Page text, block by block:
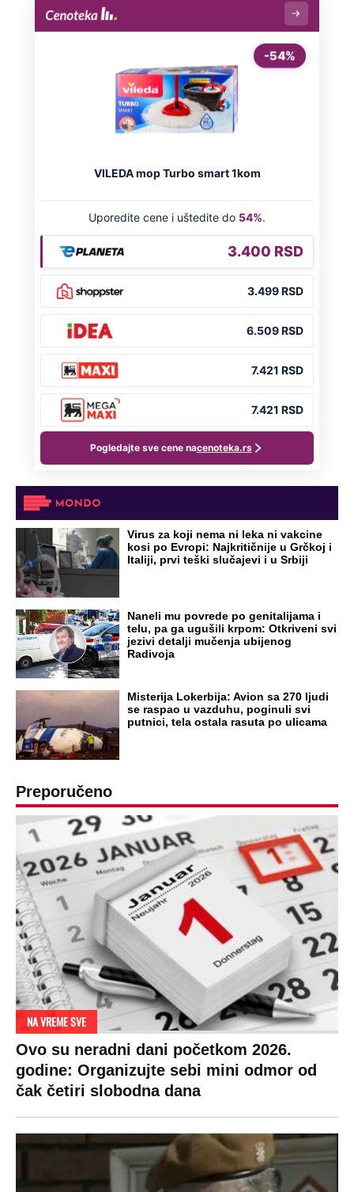
Virus za koji nema ni leka ni vakcine
kosi po Evropi: Najkritičnije u Grčkoj i
Italiji, prvi teški slučajevi i u Srbiji
Naneli mu povrede po genitalijama i
telu, pa ga ugušili krpom: Otkriveni svi
jezivi detalji mučenja ubijenog
Radivoja
Misterija Lokerbija: Avion sa 270 ljudi
se raspao u vazduhu, poginuli svi
putnici, tela ostala rasuta po ulicama
Preporučeno
NA VREME SVE
Ovo su neradni dani početkom 2026.
godine: Organizujte sebi mini odmor od
čak četiri slobodna dana